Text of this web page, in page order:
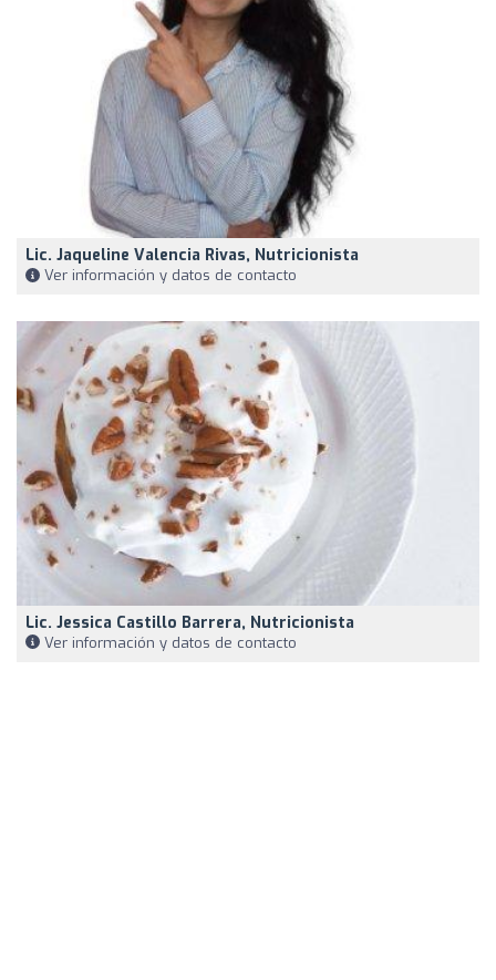
Lic. Jaqueline Valencia Rivas, Nutricionista
Ver información y datos de contacto
Lic. Jessica Castillo Barrera, Nutricionista
Ver información y datos de contacto